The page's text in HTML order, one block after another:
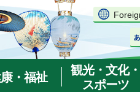
・福祉
観光・文化・
スポーツ